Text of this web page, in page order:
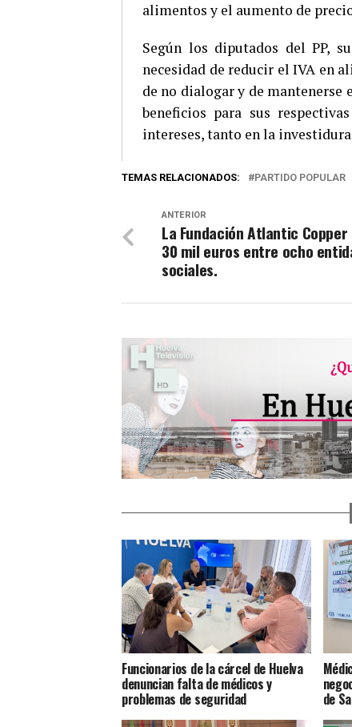
alimentos y el aumento de
Según los diputados del PP,
necesidad de reducir el IVA en
de no dialogar y de mantenerse
beneficios para sus
intereses, tanto en la investidura
TEMAS RELACIONADOS: PARTIDO POPULAR
ANTERIOR
La Fundación Atlantic
30 mil euros entre ocho
sociales.
Funcionarios de la cárcel de Huelva
denuncian falta de médicos y
problemas de seguridad de